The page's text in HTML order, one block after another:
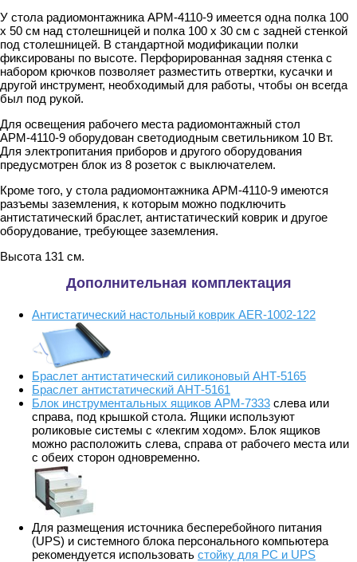
У стола радиомонтажника АРМ-4110-9 имеется одна полка 100
x 50 см над столешницей и полка 100 х 30 см с задней стенкой
под столешницей. В стандартной модификации полки
фиксированы по высоте. Перфорированная задняя стенка с
набором крючков позволяет разместить отвертки, кусачки и
другой инструмент, необходимый для работы, чтобы он всегда
был под рукой.
Для освещения рабочего места радиомонтажный стол
АРМ-4110-9 оборудован светодиодным светильником 10 Вт.
Для электропитания приборов и другого оборудования
предусмотрен блок из 8 розеток с выключателем.
Кроме того, у стола радиомонтажника АРМ-4110-9 имеются
разъемы заземления, к которым можно подключить
антистатический браслет, антистатический коврик и другое
оборудование, требующее заземления.
Высота 131 см.
Дополнительная комплектация
Антистатический настольный коврик AER-1002-122
Браслет антистатический силиконовый АНТ-5165
Браслет антистатический АНТ-5161
Блок инструментальных ящиков АРМ-7333 слева или
справа, под крышкой стола. Ящики используют
роликовые системы с «лекгим ходом». Блок ящиков
можно расположить слева, справа от рабочего места или
с обеих сторон одновременно.
Для размещения источника бесперебойного питания
(UPS) и системного блока персонального компьютера
рекомендуется использовать стойку для PС и UPS